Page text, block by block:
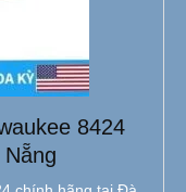
8424